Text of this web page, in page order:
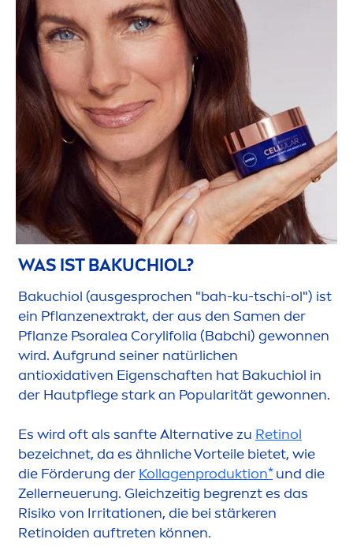
WAS IST BAKUCHIOL?
Bakuchiol (ausgesprochen "bah-ku-tschi-ol") ist
ein Pflanzenextrakt, der aus den Samen der
Pflanze Psoralea Corylifolia (Babchi) gewonnen
wird. Aufgrund seiner natürlichen
antioxidativen Eigenschaften hat Bakuchiol in
der Hautpflege stark an Popularität gewonnen.
Es wird oft als sanfte Alternative zu Retinol
bezeichnet, da es ähnliche Vorteile bietet, wie
die Förderung der Kollagenproduktion*und die
Zellerneuerung. Gleichzeitig begrenzt es das
Risiko von Irritationen, die bei stärkeren
Retinoiden auftreten können.